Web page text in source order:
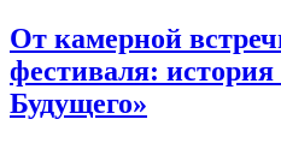
От камерной
фестиваля:
Будущего»